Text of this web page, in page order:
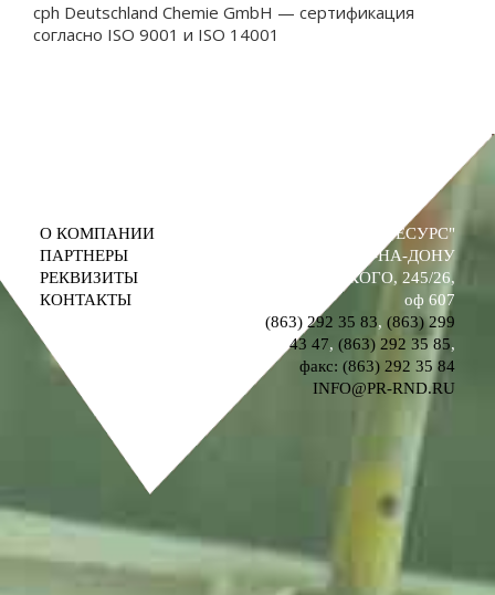
cph Deutschland Chemie GmbH — сертификация
согласно ISO 9001 и ISO 14001
О КОМПАНИИ
ПАРТНЕРЫ
РЕКВИЗИТЫ
КОНТАКТЫ
ООО "ПРОМРЕСУРС"
РОСТОВ-НА-ДОНУ
УЛ. М. ГОРЬКОГО, 245/26,
оф 607
(863) 292 35 83,(863) 299
43 47,(863) 292 35 85,
факс: (863) 292 35 84
INFO@PR-RND.RU